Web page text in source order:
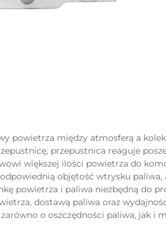
powietrza między atmosferą a
przepustnica reaguje
większej ilości powietrza do
objętość wtrysku paliwa,
powietrza i paliwa niezbędną do
dostawą paliwa oraz
o oszczędności paliwa, jak i